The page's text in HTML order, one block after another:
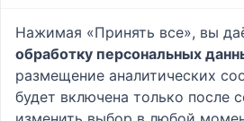
Пользовательское
Политика
Вопрос - Ответ|О
Нажимая «Принять все», вы
обработку персональных
размещение аналитических
будет включена только после